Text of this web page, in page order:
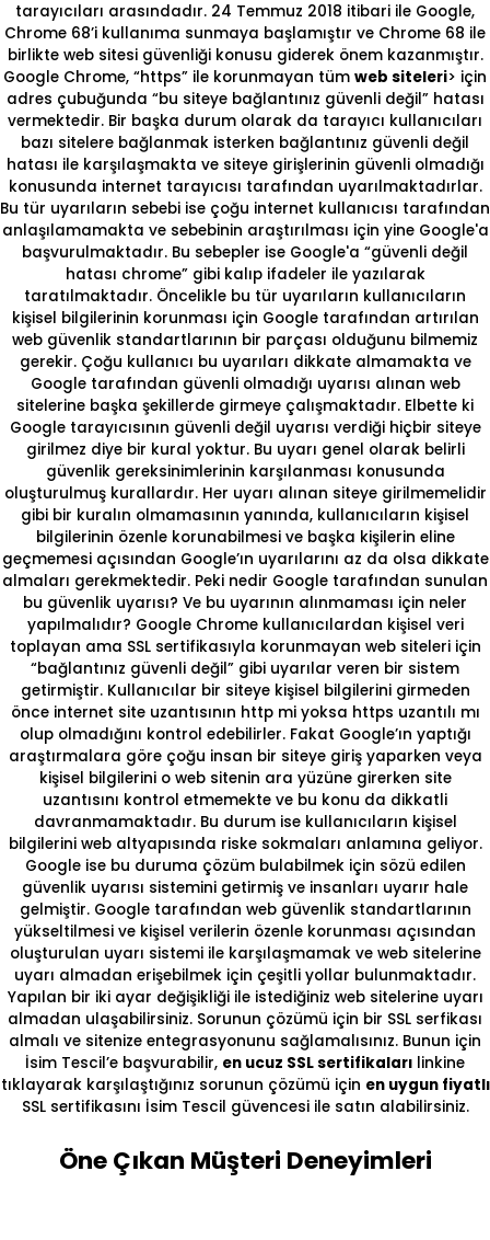
tarayıcıları arasındadır. 24 Temmuz 2018 itibari ile Google,
Chrome 68’i kullanıma sunmaya başlamıştır ve Chrome 68 ile
birlikte web sitesi güvenliği konusu giderek önem kazanmıştır.
Google Chrome, “https” ile korunmayan tüm web siteleri> için
adres çubuğunda “bu siteye bağlantınız güvenli değil” hatası
vermektedir. Bir başka durum olarak da tarayıcı kullanıcıları
bazı sitelere bağlanmak isterken bağlantınız güvenli değil
hatası ile karşılaşmakta ve siteye girişlerinin güvenli olmadığı
konusunda internet tarayıcısı tarafından uyarılmaktadırlar.
Bu tür uyarıların sebebi ise çoğu internet kullanıcısı tarafından
anlaşılamamakta ve sebebinin araştırılması için yine Google'a
başvurulmaktadır. Bu sebepler ise Google'a “güvenli değil
hatası chrome” gibi kalıp ifadeler ile yazılarak
taratılmaktadır. Öncelikle bu tür uyarıların kullanıcıların
kişisel bilgilerinin korunması için Google tarafından artırılan
web güvenlik standartlarının bir parçası olduğunu bilmemiz
gerekir. Çoğu kullanıcı bu uyarıları dikkate almamakta ve
Google tarafından güvenli olmadığı uyarısı alınan web
sitelerine başka şekillerde girmeye çalışmaktadır. Elbette ki
Google tarayıcısının güvenli değil uyarısı verdiği hiçbir siteye
girilmez diye bir kural yoktur. Bu uyarı genel olarak belirli
güvenlik gereksinimlerinin karşılanması konusunda
oluşturulmuş kurallardır. Her uyarı alınan siteye girilmemelidir
gibi bir kuralın olmamasının yanında, kullanıcıların kişisel
bilgilerinin özenle korunabilmesi ve başka kişilerin eline
geçmemesi açısından Google’ın uyarılarını az da olsa dikkate
almaları gerekmektedir. Peki nedir Google tarafından sunulan
bu güvenlik uyarısı? Ve bu uyarının alınmaması için neler
yapılmalıdır? Google Chrome kullanıcılardan kişisel veri
toplayan ama SSL sertifikasıyla korunmayan web siteleri için
“bağlantınız güvenli değil” gibi uyarılar veren bir sistem
getirmiştir. Kullanıcılar bir siteye kişisel bilgilerini girmeden
önce internet site uzantısının http mi yoksa https uzantılı mı
olup olmadığını kontrol edebilirler. Fakat Google’ın yaptığı
araştırmalara göre çoğu insan bir siteye giriş yaparken veya
kişisel bilgilerini o web sitenin ara yüzüne girerken site
uzantısını kontrol etmemekte ve bu konu da dikkatli
davranmamaktadır. Bu durum ise kullanıcıların kişisel
bilgilerini web altyapısında riske sokmaları anlamına geliyor.
Google ise bu duruma çözüm bulabilmek için sözü edilen
güvenlik uyarısı sistemini getirmiş ve insanları uyarır hale
gelmiştir. Google tarafından web güvenlik standartlarının
yükseltilmesi ve kişisel verilerin özenle korunması açısından
oluşturulan uyarı sistemi ile karşılaşmamak ve web sitelerine
uyarı almadan erişebilmek için çeşitli yollar bulunmaktadır.
Yapılan bir iki ayar değişikliği ile istediğiniz web sitelerine uyarı
almadan ulaşabilirsiniz. Sorunun çözümü için bir SSL serfikası
almalı ve sitenize entegrasyonunu sağlamalısınız. Bunun için
İsim Tescil’e başvurabilir, en ucuz SSL sertifikaları linkine
tıklayarak karşılaştığınız sorunun çözümü için en uygun fiyatlı
SSL sertifikasını İsim Tescil güvencesi ile satın alabilirsiniz.
Öne Çıkan Müşteri Deneyimleri